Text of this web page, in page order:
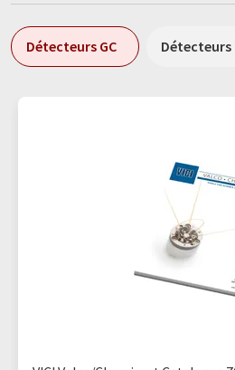
Détecteurs GC Détecteurs